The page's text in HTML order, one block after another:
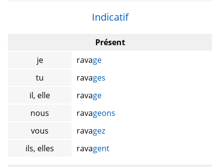
Indicatif
Présent
je
ravage
tu
ravages
il, elle
ravage
nous
ravageons
vous
ravagez
ils, elles
ravagent